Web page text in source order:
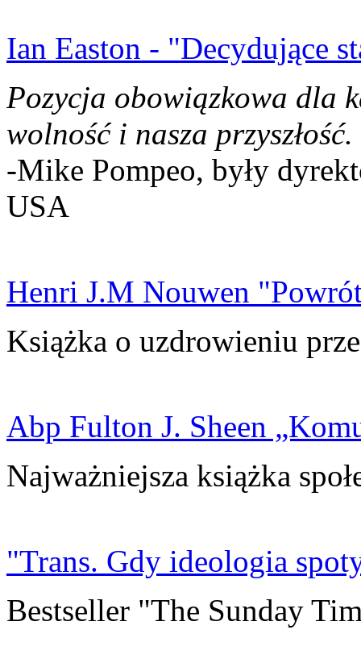
Ian Easton - "Decydujące
Pozycja obowiązkowa dla
wolność i nasza przyszłość.
-Mike Pompeo, były
USA
Henri J.M Nouwen
Książka o uzdrowieniu
Abp Fulton J. Sheen
Najważniejsza książka
"Trans. Gdy ideologia
Bestseller "The Sunday